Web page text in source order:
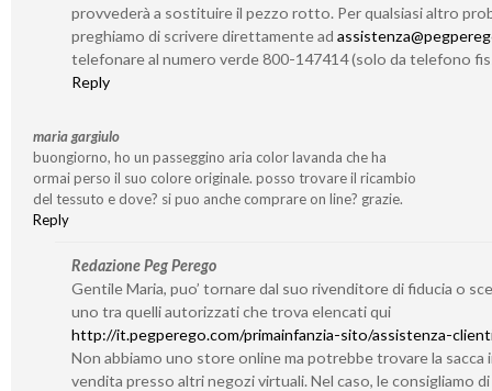
provvederà a sostituire il pezzo rotto. Per qualsiasi altro
preghiamo di scrivere direttamente ad
telefonare al numero verde 800-147414 (solo da telefono
Reply
maria gargiulo
buongiorno, ho un passeggino aria color lavanda che ha
ormai perso il suo colore originale. posso trovare il ricambio
del tessuto e dove? si puo anche comprare on line? grazie.
Reply
Redazione Peg Perego
Gentile Maria, puo’ tornare dal suo rivenditore di fiducia o
uno tra quelli autorizzati che trova elencati qui
http://it.pegperego.com/primainfanzia-sito/assistenza-
Non abbiamo uno store online ma potrebbe trovare la sacca
vendita presso altri negozi virtuali. Nel caso, le consigliamo